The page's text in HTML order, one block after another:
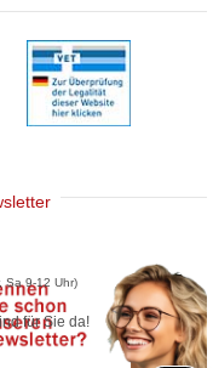
Sa 9-12 Uhr)
für Sie da!